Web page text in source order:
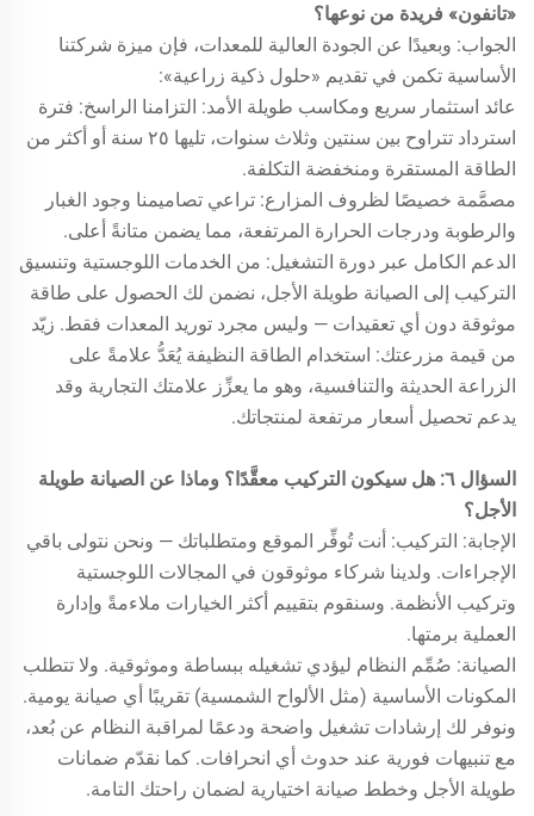
«تانفون» فريدة من نوعها؟
الجواب: وبعيدًا عن الجودة العالية للمعدات، فإن ميزة شركتنا
الأساسية تكمن في تقديم «حلول ذكية زراعية»:
عائد استثمار سريع ومكاسب طويلة الأمد: التزامنا الراسخ: فترة
استرداد تتراوح بين سنتين وثلاث سنوات، تليها ٢٥ سنة أو أكثر من
الطاقة المستقرة ومنخفضة التكلفة.
مصمَّمة خصيصًا لظروف المزارع: تراعي تصاميمنا وجود الغبار
والرطوبة ودرجات الحرارة المرتفعة، مما يضمن متانةً أعلى.
الدعم الكامل عبر دورة التشغيل: من الخدمات اللوجستية وتنسيق
التركيب إلى الصيانة طويلة الأجل، نضمن لك الحصول على طاقة
موثوقة دون أي تعقيدات — وليس مجرد توريد المعدات فقط. زيّد
من قيمة مزرعتك: استخدام الطاقة النظيفة يُعَدُّ علامةً على
الزراعة الحديثة والتنافسية، وهو ما يعزِّز علامتك التجارية وقد
يدعم تحصيل أسعار مرتفعة لمنتجاتك.
السؤال ٦: هل سيكون التركيب معقَّدًا؟ وماذا عن الصيانة طويلة
الأجل؟
الإجابة: التركيب: أنت تُوفِّر الموقع ومتطلباتك — ونحن نتولى باقي
الإجراءات. ولدينا شركاء موثوقون في المجالات اللوجستية
وتركيب الأنظمة. وسنقوم بتقييم أكثر الخيارات ملاءمةً وإدارة
العملية برمتها.
الصيانة: صُمِّم النظام ليؤدي تشغيله ببساطة وموثوقية. ولا تتطلب
المكونات الأساسية (مثل الألواح الشمسية) تقريبًا أي صيانة يومية.
ونوفر لك إرشادات تشغيل واضحة ودعمًا لمراقبة النظام عن بُعد،
مع تنبيهات فورية عند حدوث أي انحرافات. كما نقدّم ضمانات
طويلة الأجل وخطط صيانة اختيارية لضمان راحتك التامة.